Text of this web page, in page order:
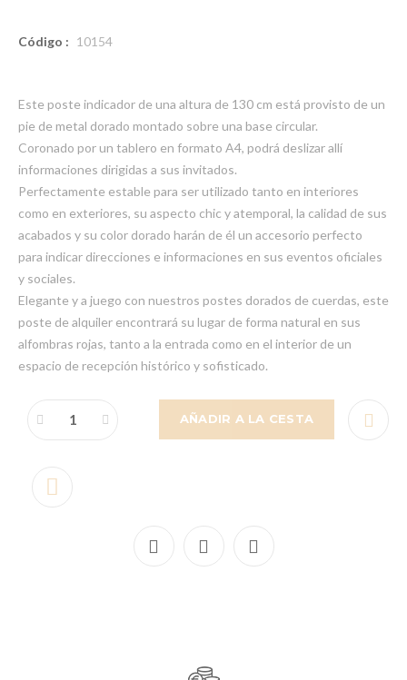
Código : 10154
Este poste indicador de una altura de 130 cm está provisto de un
pie de metal dorado montado sobre una base circular.
Coronado por un tablero en formato A4, podrá deslizar allí
informaciones dirigidas a sus invitados.
Perfectamente estable para ser utilizado tanto en interiores
como en exteriores, su aspecto chic y atemporal, la calidad de sus
acabados y su color dorado harán de él un accesorio perfecto
para indicar direcciones e informaciones en sus eventos oficiales
y sociales.
Elegante y a juego con nuestros postes dorados de cuerdas, este
poste de alquiler encontrará su lugar de forma natural en sus
alfombras rojas, tanto a la entrada como en el interior de un
espacio de recepción histórico y sofisticado.
AÑADIR A LA CESTA